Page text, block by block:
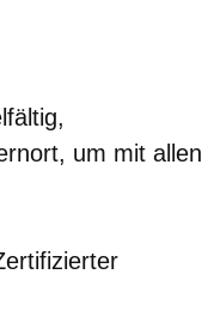
um mit allen